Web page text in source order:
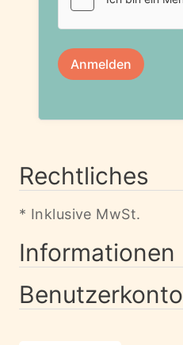
Rechtliches
* Inklusive MwSt.
Informationen
Benutzerkonto